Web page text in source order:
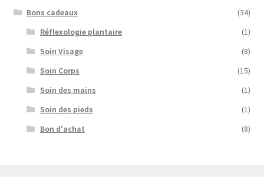
Bons cadeaux
(34)
Réflexologie plantaire
(1)
Soin Visage
(8)
Soin Corps
(15)
Soin des mains
(1)
Soin des pieds
(1)
Bon d'achat
(8)